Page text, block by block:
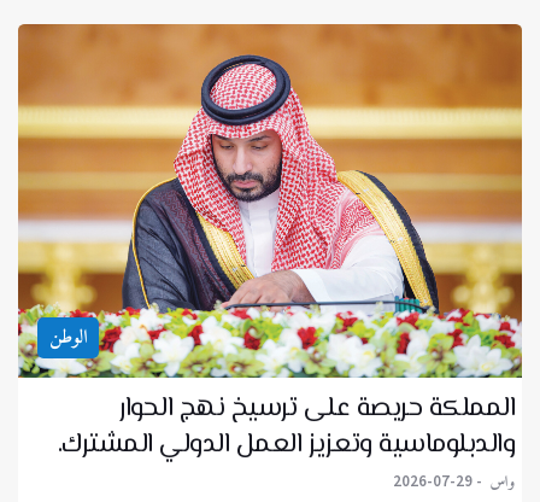
الوطن
المملكة حريصة على ترسيخ نهج الحوار
والدبلوماسية وتعزيز العمل الدولي المشترك.
واس 2026-07-29